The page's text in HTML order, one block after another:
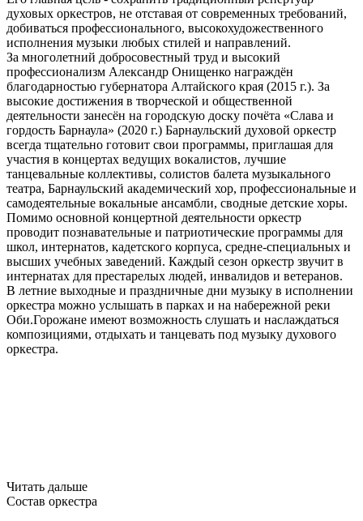
духовых оркестров, не отставая от современных требований,
добиваться профессионального, высокохудожественного
исполнения музыки любых стилей и направлений.
За многолетний добросовестный труд и высокий
профессионализм Александр Онищенко награждён
благодарностью губернатора Алтайского края (2015 г.). За
высокие достижения в творческой и общественной
деятельности занесён на городскую доску почёта «Слава и
гордость Барнаула» (2020 г.) Барнаульский духовой оркестр
всегда тщательно готовит свои программы, приглашая для
участия в концертах ведущих вокалистов, лучшие
танцевальные коллективы, солистов балета музыкального
театра, Барнаульский академический хор, профессиональные и
самодеятельные вокальные ансамбли, сводные детские хоры.
Помимо основной концертной деятельности оркестр
проводит познавательные и патриотические программы для
школ, интернатов, кадетского корпуса, средне-специальных и
высших учебных заведений. Каждый сезон оркестр звучит в
интернатах для престарелых людей, инвалидов и ветеранов.
В летние выходные и праздничные дни музыку в исполнении
оркестра можно услышать в парках и на набережной реки
Оби.Горожане имеют возможность слушать и наслаждаться
композициями, отдыхать и танцевать под музыку духового
оркестра.
Читать дальше
Состав оркестра